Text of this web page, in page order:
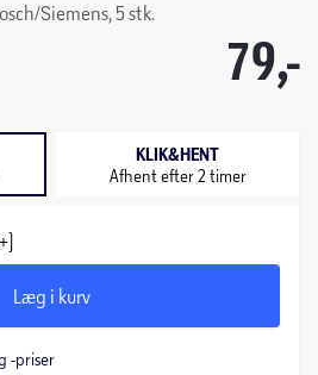
Siemens, 5 stk.
79,-
KLIK&HENT
Afhent efter 2 timer
Læg i kurv
-priser